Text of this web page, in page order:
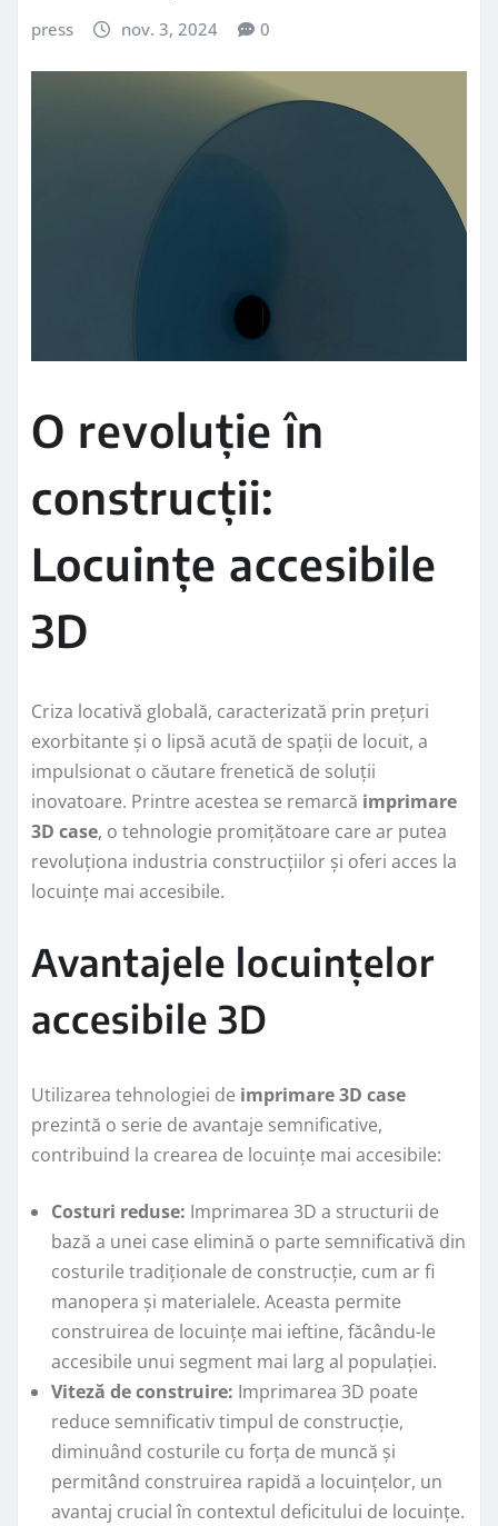
press nov. 3, 2024 0
O revoluție în
construcții:
Locuințe accesibile
3D
Criza locativă globală, caracterizată prin prețuri
exorbitante și o lipsă acută de spații de locuit, a
impulsionat o căutare frenetică de soluții
inovatoare. Printre acestea se remarcă imprimare
3D case, o tehnologie promițătoare care ar putea
revoluționa industria construcțiilor și oferi acces la
locuințe mai accesibile.
Avantajele locuințelor
accesibile 3D
Utilizarea tehnologiei de imprimare 3D case
prezintă o serie de avantaje semnificative,
contribuind la crearea de locuințe mai accesibile:
Costuri reduse: Imprimarea 3D a structurii de
bază a unei case elimină o parte semnificativă din
costurile tradiționale de construcție, cum ar fi
manopera și materialele. Aceasta permite
construirea de locuințe mai ieftine, făcându-le
accesibile unui segment mai larg al populației.
Viteză de construire: Imprimarea 3D poate
reduce semnificativ timpul de construcție,
diminuând costurile cu forța de muncă și
permitând construirea rapidă a locuințelor, un
avantaj crucial în contextul deficitului de locuințe.